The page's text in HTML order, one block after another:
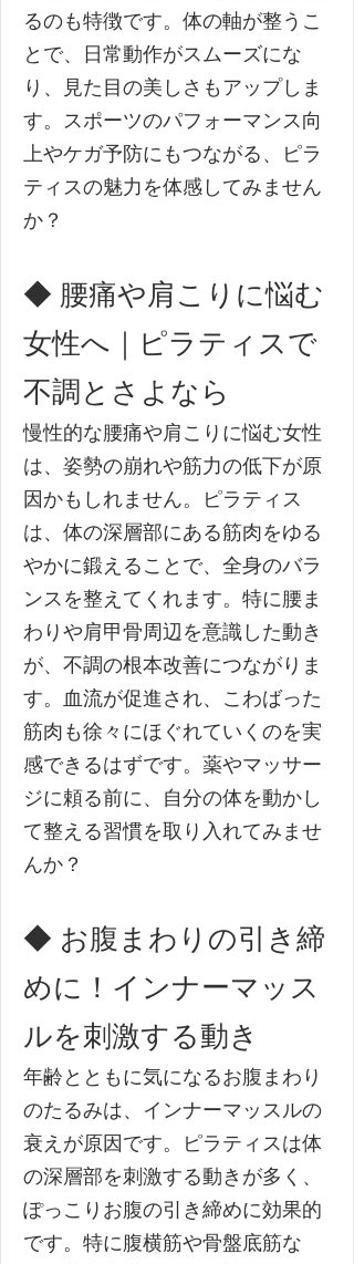
るのも特徴です。体の軸が整うこ
とで、日常動作がスムーズにな
り、見た目の美しさもアップしま
す。スポーツのパフォーマンス向
上やケガ予防にもつながる、ピラ
ティスの魅力を体感してみません
か？
◆ 腰痛や肩こりに悩む
女性へ｜ピラティスで
不調とさよなら
慢性的な腰痛や肩こりに悩む女性
は、姿勢の崩れや筋力の低下が原
因かもしれません。ピラティス
は、体の深層部にある筋肉をゆる
やかに鍛えることで、全身のバラ
ンスを整えてくれます。特に腰ま
わりや肩甲骨周辺を意識した動き
が、不調の根本改善につながりま
す。血流が促進され、こわばった
筋肉も徐々にほぐれていくのを実
感できるはずです。薬やマッサー
ジに頼る前に、自分の体を動かし
て整える習慣を取り入れてみませ
んか？
◆ お腹まわりの引き締
めに！インナーマッス
ルを刺激する動き
年齢とともに気になるお腹まわり
のたるみは、インナーマッスルの
衰えが原因です。ピラティスは体
の深層部を刺激する動きが多く、
ぽっこりお腹の引き締めに効果的
です。特に腹横筋や骨盤底筋な